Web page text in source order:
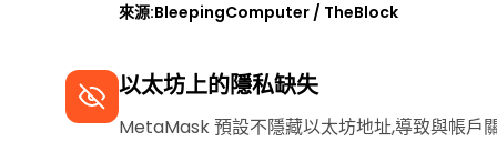
來源:BleepingComputer / TheBlock
以太坊上的隱私缺失
MetaMask 預設不隱藏以太坊地址,導致與帳戶